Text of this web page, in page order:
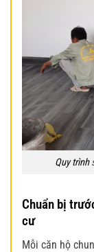
Quy trình
Chuẩn bị
cư
Mỗi căn hộ